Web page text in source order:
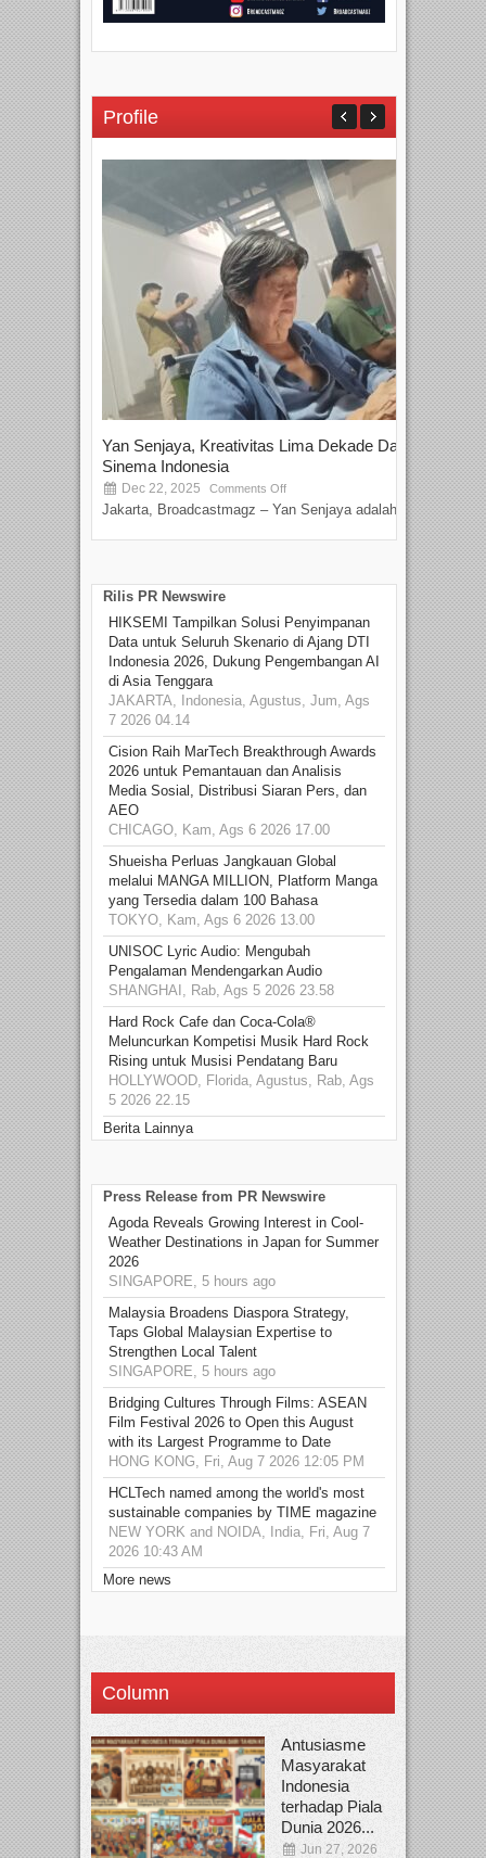
Profile
Yan Senjaya, Kreativitas Lima Dekade Dalam
Sinema Indonesia
Dec 22, 2025 Comments Off
Jakarta, Broadcastmagz – Yan Senjaya adalah...
Rilis PR Newswire
HIKSEMI Tampilkan Solusi Penyimpanan
Data untuk Seluruh Skenario di Ajang DTI
Indonesia 2026, Dukung Pengembangan AI
di Asia Tenggara
JAKARTA, Indonesia, Agustus, Jum, Ags
7 2026 04.14
Cision Raih MarTech Breakthrough Awards
2026 untuk Pemantauan dan Analisis
Media Sosial, Distribusi Siaran Pers, dan
AEO
CHICAGO, Kam, Ags 6 2026 17.00
Shueisha Perluas Jangkauan Global
melalui MANGA MILLION, Platform Manga
yang Tersedia dalam 100 Bahasa
TOKYO, Kam, Ags 6 2026 13.00
UNISOC Lyric Audio: Mengubah
Pengalaman Mendengarkan Audio
SHANGHAI, Rab, Ags 5 2026 23.58
Hard Rock Cafe dan Coca-Cola®
Meluncurkan Kompetisi Musik Hard Rock
Rising untuk Musisi Pendatang Baru
HOLLYWOOD, Florida, Agustus, Rab, Ags
5 2026 22.15
Berita Lainnya
Press Release from PR Newswire
Agoda Reveals Growing Interest in Cool-
Weather Destinations in Japan for Summer
2026
SINGAPORE, 5 hours ago
Malaysia Broadens Diaspora Strategy,
Taps Global Malaysian Expertise to
Strengthen Local Talent
SINGAPORE, 5 hours ago
Bridging Cultures Through Films: ASEAN
Film Festival 2026 to Open this August
with its Largest Programme to Date
HONG KONG, Fri, Aug 7 2026 12:05 PM
HCLTech named among the world's most
sustainable companies by TIME magazine
NEW YORK and NOIDA, India, Fri, Aug 7
2026 10:43 AM
More news
Column
Antusiasme
Masyarakat
Indonesia
terhadap Piala
Dunia 2026...
Jun 27, 2026